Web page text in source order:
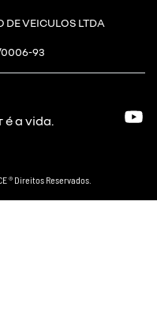
VEICULOS LTDA
0006-93
é a vida.
® Direitos Reservados.